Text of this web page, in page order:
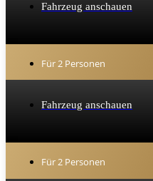
Fahrzeug anschauen
Für 2 Personen
Fahrzeug anschauen
Für 2 Personen